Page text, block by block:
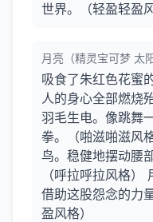
世界。（轻盈轻盈风
月亮（精灵宝可梦 太
吸食了朱红色花蜜
人的身心全部燃烧
羽毛生电。像跳舞
拳。（啪滋啪滋风
鸟。稳健地摆动腰
（呼拉呼拉风格）
借助这股怨念的力
盈风格）